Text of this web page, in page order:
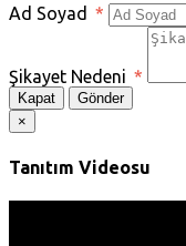
Ad Soyad *
Şikayet Nedeni *
Kapat
Gönder
×
Tanıtım Videosu